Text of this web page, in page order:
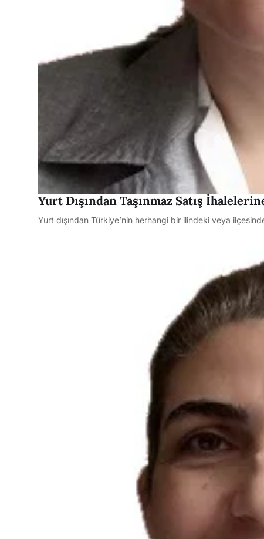
Yurt Dışından Taşınmaz Satış
Yurt dışından Türkiye’nin herhangi bir ilindeki veya